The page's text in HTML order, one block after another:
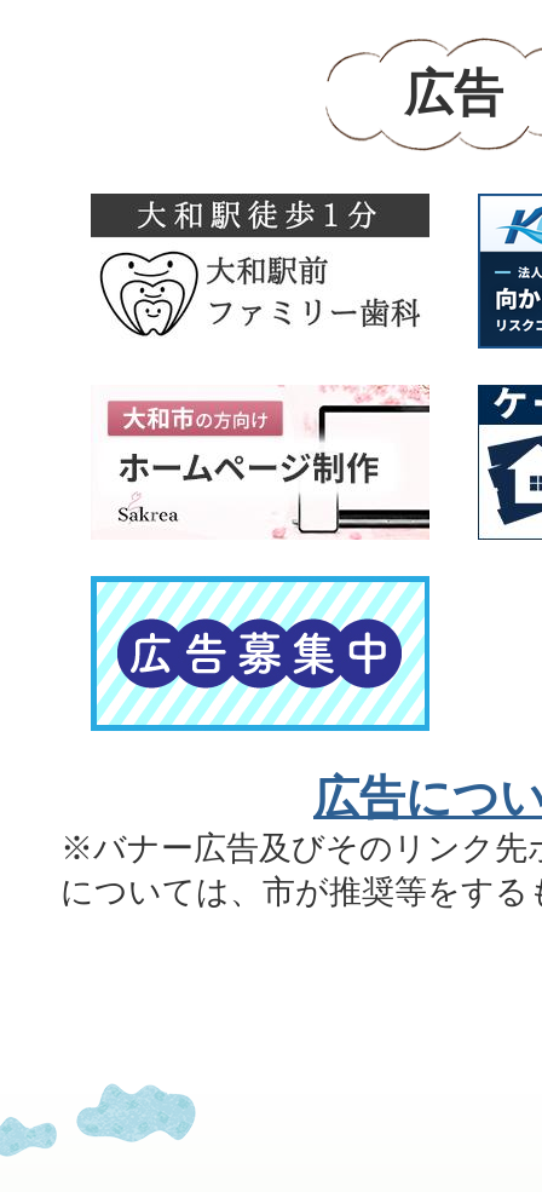
広告
広告につ
※バナー広告及びそのリンク先
については、市が推奨等をす